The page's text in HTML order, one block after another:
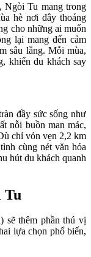
Ngòi Tu mang trong
hè nơi đây thoáng
cho những ai muốn
lại mang đến cảm
sâu lắng. Mỗi mùa,
khiến du khách say
đầy sức sống như
nỗi buồn man mác,
chỉ vỏn vẹn 2,2 km
cùng nét văn hóa
hút du khách quanh
Tu
sẽ thêm phần thú vị
lựa chọn phổ biến,